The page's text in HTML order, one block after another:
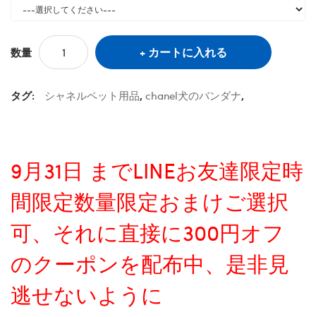
数量 カートに入れる
タグ: シャネルペット用品, chanel犬のバンダナ,
9月31日 までLINEお友達限定時
間限定数量限定おまけご選択
可、それに直接に300円オフ
のクーポンを配布中、是非見
逃せないように